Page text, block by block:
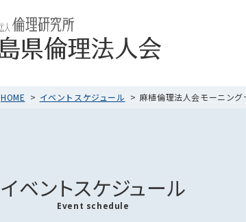
HOME イベントスケジュール 麻植倫理法人会モーニン
イベントスケジュール
Event schedule